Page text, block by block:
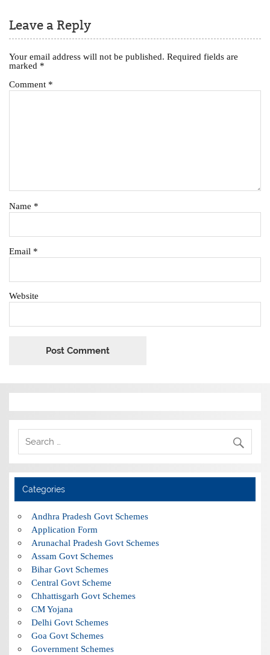
Leave a Reply
Your email address will not be published. Required fields are
marked *
Comment *
Name *
Email *
Website
Categories
Andhra Pradesh Govt Schemes
Application Form
Arunachal Pradesh Govt Schemes
Assam Govt Schemes
Bihar Govt Schemes
Central Govt Scheme
Chhattisgarh Govt Schemes
CM Yojana
Delhi Govt Schemes
Goa Govt Schemes
Government Schemes